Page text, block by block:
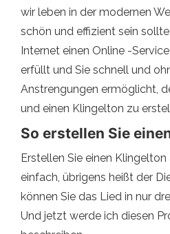
wir leben in der modernen
schön und effizient sein
Internet einen Online -
erfüllt und Sie schnell und
Anstrengungen ermöglicht,
und einen Klingelton zu
So erstellen Sie
Erstellen Sie einen
einfach, übrigens heißt der
können Sie das Lied in nur
Und jetzt werde ich diesen